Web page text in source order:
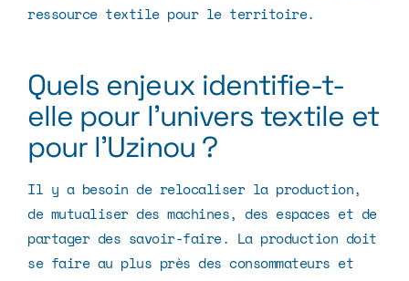
ressource textile pour le territoire.
Quels enjeux identifie-t-
elle pour l’univers textile et
pour l’Uzinou ?
Il y a besoin de relocaliser la production,
de mutualiser des machines, des espaces et de
partager des savoir-faire. La production doit
se faire au plus près des consommateurs et